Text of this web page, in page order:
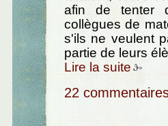
afin de tenter
collègues de
s'ils ne veulent
partie de leurs
Lire la suite
22